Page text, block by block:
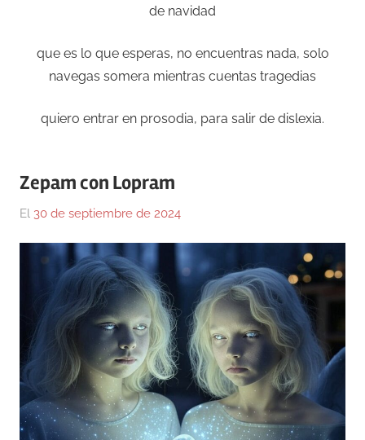
de navidad
que es lo que esperas, no encuentras nada, solo
navegas somera mientras cuentas tragedias
quiero entrar en prosodia, para salir de dislexia.
Zepam con Lopram
El 30 de septiembre de 2024
Monraz
Medicina
Olvidada
poesía